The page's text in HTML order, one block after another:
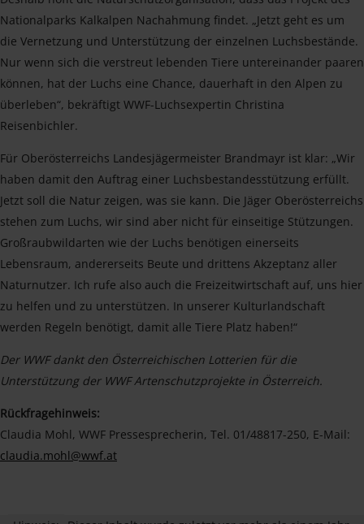
Nationalparks Kalkalpen Nachahmung findet. „Jetzt geht es um
die Vernetzung und Unterstützung der einzelnen Luchsbestände.
Nur wenn sich die verstreut lebenden Tiere untereinander paaren
können, hat der Luchs eine Chance, dauerhaft in den Alpen zu
überleben“, bekräftigt WWF-Luchsexpertin Christina
Reisenbichler.
Für Oberösterreichs Landesjägermeister Brandmayr ist klar: „Wir
haben damit den Auftrag einer Luchsbestandesstützung erfüllt.
Jetzt soll die Natur zeigen, was sie kann. Die Jäger Oberösterreichs
stehen zum Luchs, wir sind aber nicht für einseitige Stützungen.
Großraubwildarten wie der Luchs benötigen einerseits
Lebensraum, andererseits Beute und drittens Akzeptanz aller
Naturnutzer. Ich rufe also auch die Freizeitwirtschaft auf, uns hier
zu helfen und zu unterstützen. In unserer Kulturlandschaft
werden Regeln benötigt, damit alle Tiere Platz haben!“
Der WWF dankt den Österreichischen Lotterien für die
Unterstützung der WWF Artenschutzprojekte in Österreich.
Rückfragehinweis:
Claudia Mohl, WWF Pressesprecherin, Tel. 01/48817-250, E-Mail:
claudia.mohl@wwf.at